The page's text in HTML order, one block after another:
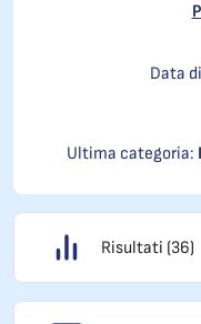
Data
Ultima categoria:
Risultati (36)